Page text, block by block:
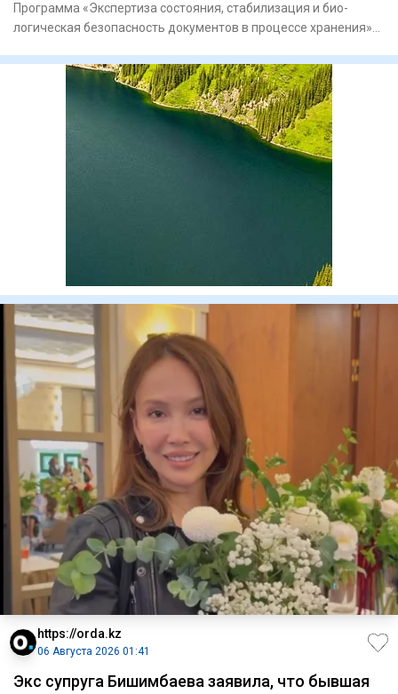
Программа «Экспертиза состоя­ния, стабилизация и био­
логическая безопасность докумен­тов в процессе хранения»
https://orda.kz
06 Августа 2026 01:41
Экс супруга Бишимбаева заявила, что бывшая